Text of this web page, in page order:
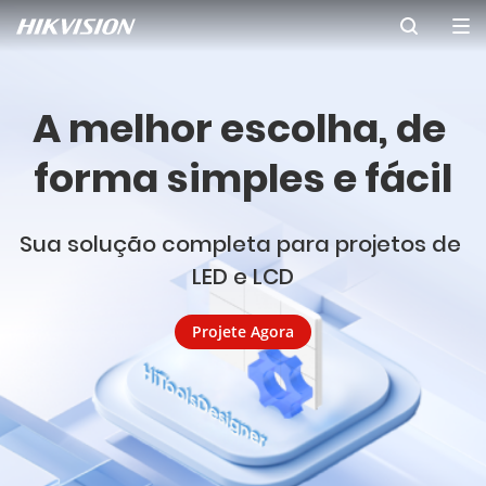
A melhor escolha, de
forma simples e fácil
Sua solução completa para projetos de
LED e LCD
Projete Agora